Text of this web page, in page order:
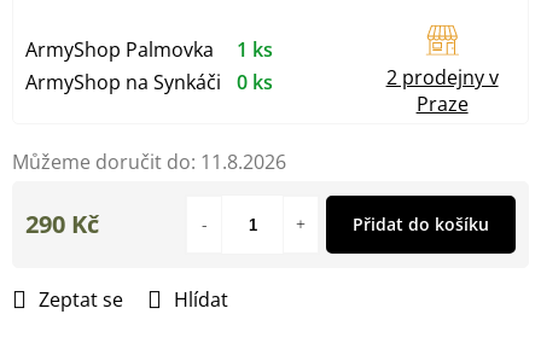
Můžeme doručit do: 11.8.2026
Zeptat se Hlídat
290 Kč Přidat do košíku
ArmyShop Palmovka
1 ks
ArmyShop na Synkáči
0 ks
2 prodejny v
Praze